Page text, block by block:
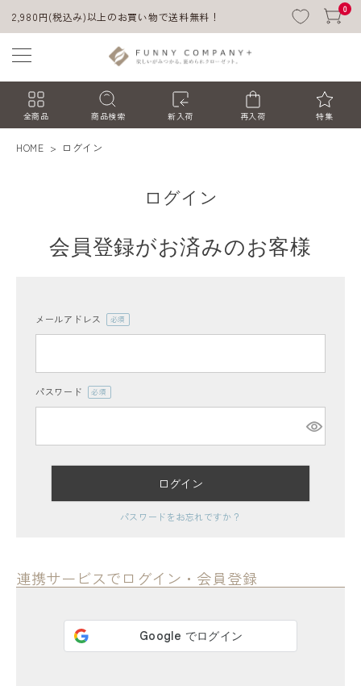
2,980円(税込み)以上のお買い物で送料無料！
0
全商品 商品検索 新入荷 再入荷 特集
レディースボトムス
会員ステージ特典プログラムについて
HOME ログイン
ログイン
会員登録がお済みのお客様
メールアドレス
(必
パスワード
(必
ログイン
パスワードをお忘れですか？
連携サービスでログイン・会員登録